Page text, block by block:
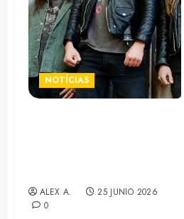
NOTÍCIAS
ALEX A.
25 JUNIO 2026
0